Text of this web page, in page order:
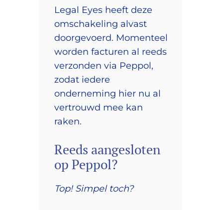
Legal Eyes heeft deze
omschakeling alvast
doorgevoerd. Momenteel
worden facturen al reeds
verzonden via Peppol,
zodat iedere
onderneming hier nu al
vertrouwd mee kan
raken.
Reeds aangesloten
op Peppol?
Top! Simpel toch?